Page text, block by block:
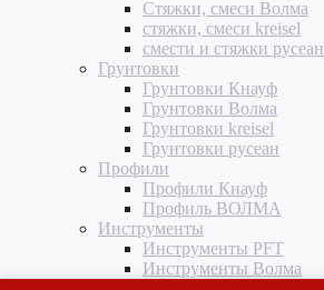
Стяжки, смеси Волма
стяжки, смеси kreisel
смести и стяжки русеан
Грунтовки
Грунтовки Кнауф
Грунтовки Волма
Грунтовки kreisel
Грунтовки русеан
Профили
Профили Кнауф
Профиль ВОЛМА
Инструменты
Инструменты PFT
Инструменты Волма